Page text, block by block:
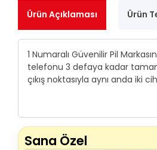
Ürün Açıklaması Ürün
1 Numaralı Güvenilir Pil
telefonu 3 defaya kadar
çıkış noktasıyla aynı anda iki
Sana Özel